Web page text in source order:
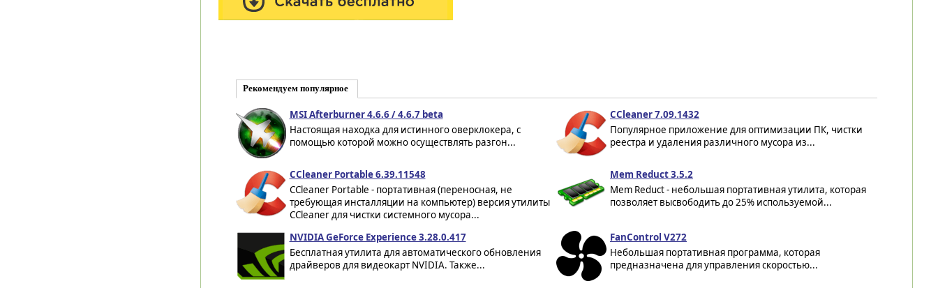
Рекомендуем популярное
MSI Afterburner 4.6.6 / 4.6.7 beta
Настоящая находка для истинного оверклокера, с
помощью которой можно осуществлять разгон...
CCleaner 7.09.1432
Популярное приложение для оптимизации ПК, чистки
реестра и удаления различного мусора из...
CCleaner Portable 6.39.11548
CCleaner Portable - портативная (переносная, не
требующая инсталляции на компьютер) версия утилиты
CCleaner для чистки системного мусора...
Mem Reduct 3.5.2
Mem Reduct - небольшая портативная утилита, которая
позволяет высвободить до 25% используемой...
NVIDIA GeForce Experience 3.28.0.417
Бесплатная утилита для автоматического обновления
драйверов для видеокарт NVIDIA. Также...
FanControl V272
Небольшая портативная программа, которая
предназначена для управления скоростью...